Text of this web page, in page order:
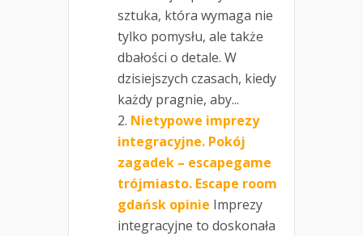
sztuka, która wymaga nie
tylko pomysłu, ale także
dbałości o detale. W
dzisiejszych czasach, kiedy
każdy pragnie, aby...
Nietypowe imprezy
integracyjne. Pokój
zagadek – escapegame
trójmiasto. Escape room
gdańsk opinie Imprezy
integracyjne to doskonała